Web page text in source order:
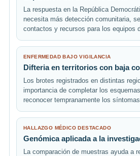
La respuesta en la República
necesita más detección comunitaria,
contactos y recursos para los equipos
ENFERMEDAD BAJO VIGILANCIA
Difteria en territorios con baja
Los brotes registrados en distintas
importancia de completar los
reconocer tempranamente los
HALLAZGO MÉDICO DESTACADO
Genómica aplicada a la
La comparación de muestras ayuda a